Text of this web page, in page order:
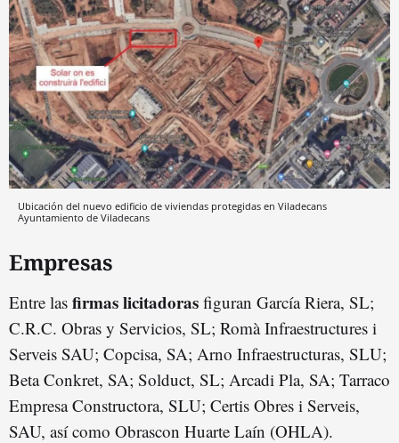
Ubicación del nuevo edificio de viviendas protegidas en Viladecans
Ayuntamiento de Viladecans
Empresas
Entre las firmas licitadoras figuran García Riera, SL;
C.R.C. Obras y Servicios, SL; Romà Infraestructures i
Serveis SAU; Copcisa, SA; Arno Infraestructuras, SLU;
Beta Conkret, SA; Solduct, SL; Arcadi Pla, SA; Tarraco
Empresa Constructora, SLU; Certis Obres i Serveis,
SAU, así como Obrascon Huarte Laín (OHLA).